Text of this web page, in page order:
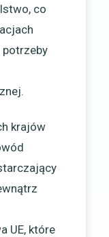
co
potrzeby
krajów
UE, które